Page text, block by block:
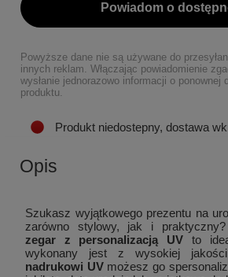
Powiadom o
Powyższe dane nie są używane do
innych reklam. Włączając powiadomienie
wysłanie jednorazowo informacji o ponownej
produktu.
Produkt niedostepny, dostawa
Opis
Szukasz wyjątkowego prezentu na
zarówno stylowy, jak i
zegar z personalizacją UV to
wykonany jest z wysokiej
nadrukowi UVmożesz go